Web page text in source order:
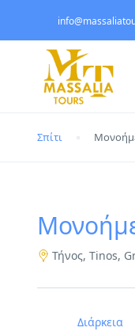
Σπίτι
Τήνος, Tinos,
Διάρκεια